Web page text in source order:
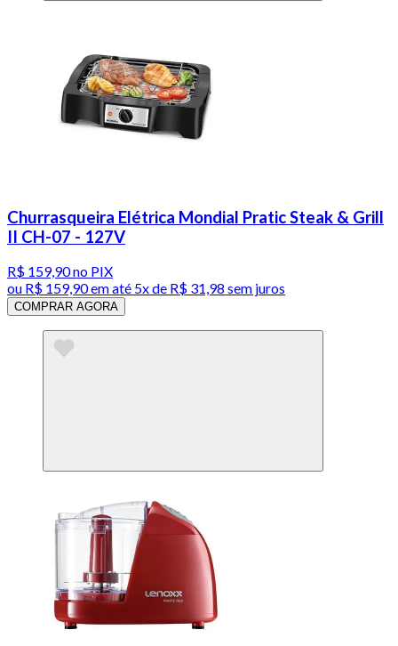
Churrasqueira Elétrica Mondial Pratic Steak & Grill
II CH-07 - 127V
R$ 159,90no PIX
ou R$ 159,90em até 5x de R$ 31,98 sem juros
COMPRAR AGORA